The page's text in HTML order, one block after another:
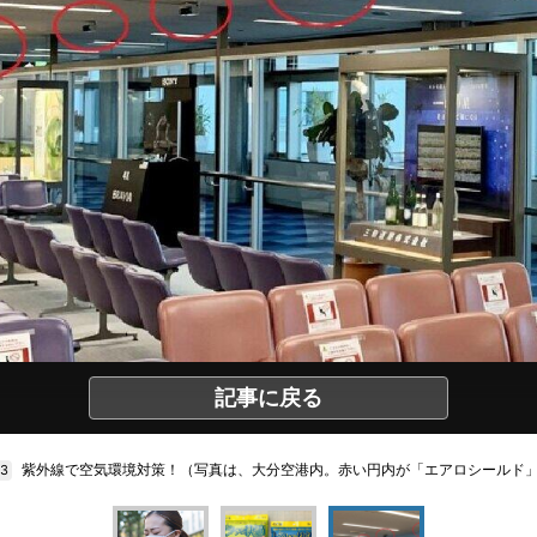
記事に戻る
紫外線で空気環境対策！（写真は、大分空港内。赤い円内が「エアロシールド